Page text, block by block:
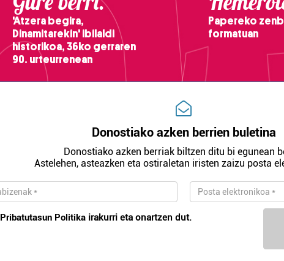
'Atzera begira,
Dinamitarekin' ibilaldi
historikoa, 36ko gerraren
90. urteurrenean
Papereko
formatuan
Donostiako azken berrien buletina
Donostiako azken berriak biltzen ditu bi egunean
Astelehen, asteazken eta ostiraletan iristen zaizu posta
Pribatutasun Politika irakurri eta onartzen dut.